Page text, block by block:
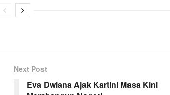
Next Post
Eva Dwiana Ajak Kartini Masa Kini